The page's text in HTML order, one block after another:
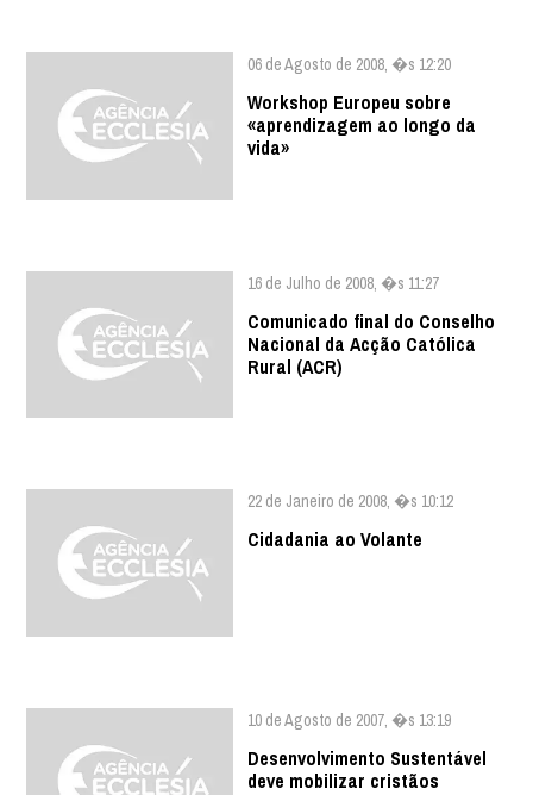
06 de Agosto de 2008, �s 12:20
Workshop Europeu sobre
«aprendizagem ao longo da
vida»
16 de Julho de 2008, �s 11:27
Comunicado final do Conselho
Nacional da Acção Católica
Rural (ACR)
22 de Janeiro de 2008, �s 10:12
Cidadania ao Volante
10 de Agosto de 2007, �s 13:19
Desenvolvimento Sustentável
deve mobilizar cristãos